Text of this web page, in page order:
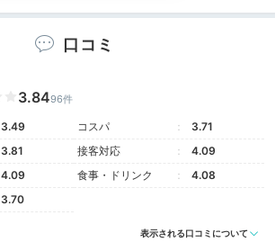
口コミ
3.8496件
3.49 コスパ
3.71
3.81 接客対応
4.09
4.09 食事・ドリンク
4.08
3.70
表示される口コミについて